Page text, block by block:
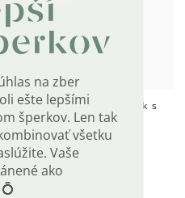
na zber
ešte lepšími
šperkov. Len tak
všetku
Vaše
ako
decentný zlatý náhrdelník s
modrým zirkónom Au
585/1000
Skladom do 4 dní
€414,18